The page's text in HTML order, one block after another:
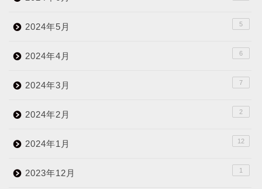
2024年5月 5
2024年4月 6
2024年3月 7
2024年2月 2
2024年1月 12
2023年12月 1